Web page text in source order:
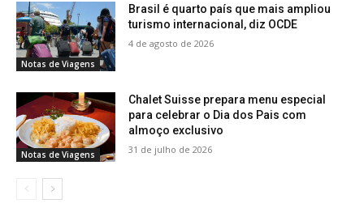
Notas de Viagens
Brasil é quarto país que mais ampliou
turismo internacional, diz OCDE
4 de agosto de 2026
Notas de Viagens
Chalet Suisse prepara menu especial
para celebrar o Dia dos Pais com
almoço exclusivo
31 de julho de 2026